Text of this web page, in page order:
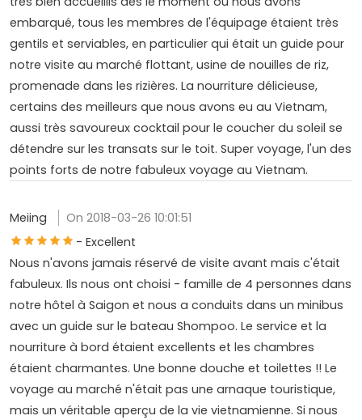
embarqué, tous les membres de l'équipage étaient très
gentils et serviables, en particulier qui était un guide pour
notre visite au marché flottant, usine de nouilles de riz,
promenade dans les rizières. La nourriture délicieuse,
certains des meilleurs que nous avons eu au Vietnam,
aussi très savoureux cocktail pour le coucher du soleil se
détendre sur les transats sur le toit. Super voyage, l'un des
points forts de notre fabuleux voyage au Vietnam.
Meiing
On 2018-03-26 10:01:51
- Excellent
Nous n'avons jamais réservé de visite avant mais c'était
fabuleux. Ils nous ont choisi - famille de 4 personnes dans
notre hôtel à Saigon et nous a conduits dans un minibus
avec un guide sur le bateau Shompoo. Le service et la
nourriture à bord étaient excellents et les chambres
étaient charmantes. Une bonne douche et toilettes !! Le
voyage au marché n'était pas une arnaque touristique,
mais un véritable aperçu de la vie vietnamienne. Si nous